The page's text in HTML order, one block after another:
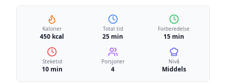
Kalorier
450 kcal
Total tid
25 min
Forberedelse
15 min
Steketid
10 min
Porsjoner
4
Nivå
Middels